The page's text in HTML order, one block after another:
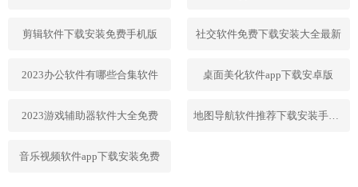
剪辑软件下载安装免费手机版 社交软件免费下载安装大全最新
2023办公软件有哪些合集软件 桌面美化软件app下载安卓版
2023游戏辅助器软件大全免费 地图导航软件推荐下载安装手机版
音乐视频软件app下载安装免费